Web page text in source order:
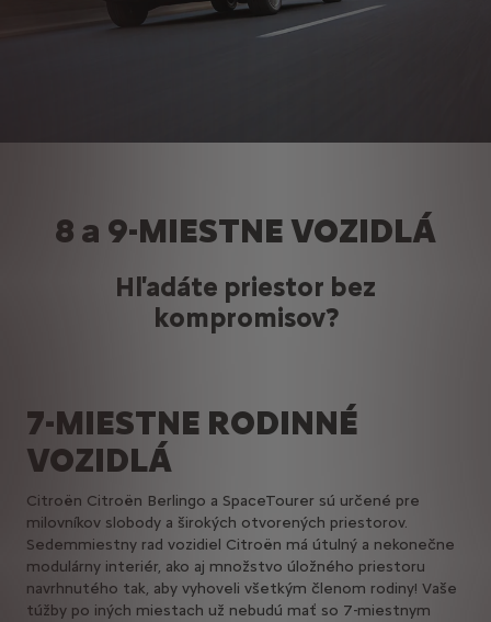
8 a 9-MIESTNE VOZIDLÁ
Hľadáte priestor bez
kompromisov?
7-MIESTNE RODINNÉ
VOZIDLÁ
Citroën Citroën Berlingo a SpaceTourer sú určené pre
milovníkov slobody a širokých otvorených priestorov.
Sedemmiestny rad vozidiel Citroën má útulný a nekonečne
modulárny interiér, ako aj množstvo úložného priestoru
navrhnutého tak, aby vyhoveli všetkým členom rodiny! Vaše
túžby po iných miestach už nebudú mať so 7-miestnym